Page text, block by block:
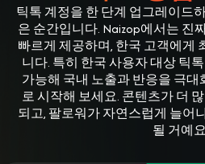
틱톡 계정을 한 단계 업그레이드
은 순간입니다. Naizop에서는 진
빠르게 제공하며, 한국 고객에게
니다. 특히 한국 사용자 대상 틱
가능해 국내 노출과 반응을 극대
로 시작해 보세요. 콘텐츠가 더
되고, 팔로워가 자연스럽게 늘어
될 거예